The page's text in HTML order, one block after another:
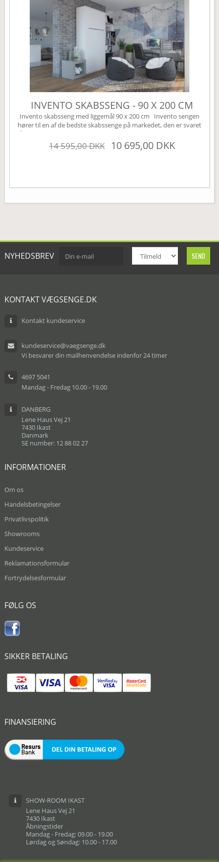
INVENTO SKABSSENG - 90 X 200 CM
Invento skabsseng med liggemål 90 x 200 cm Invento sengen
hører til en af de bedste skabssenge på markedet, den er svaret
på den perfekte Murphy bed. Sengen leveres som standard uden
højskabe, disse kan tilkøbes under varianten højskabe (øverst til
højre). Sengen har mange smarte finesser, den er bl.a. udstyret
14 595,00 DKK 10 695,00 DKK
NYHEDSBREV
KONTAKT VÆGSENGE.DK
Kontakt kundeservice
kundeservice@vaegsenge.dk
Vi besvarer din mailhenvendelse indenfor 24 timer
4697 5041
Mandag - Fredag 10.00 - 19.00
DANBERG
Lene Haus Vej 21
7430 Ikast
Danmark
SE number: 12 88 02 27
INFORMATIONER
Om os
Handelsbetingelser
Privatlivspolitik
Showrooms
Kundeservice
Reklamationsformular
Fortrydelsesformular
FØLG OS
SIKKER BETALING
FINANSIERING
SHOW-ROOM IKAST
Lene Haus Vej 21
7430 Ikast
Åbningstider
Mandag - Fredag: 09.00 - 19.00
Lørdag og Søndag: 10.00 - 17.00